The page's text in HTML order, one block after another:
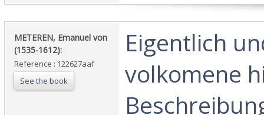
‎METEREN, Emanuel von
(1535-1612):‎
Reference : 122627aaf
See the book
‎Eigentlich
volkomene